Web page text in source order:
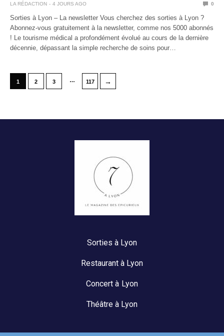
LA RÉDACTION 4 JOURS AGO 0
Sorties à Lyon – La newsletter Vous cherchez des sorties à Lyon ?
Abonnez-vous gratuitement à la newsletter, comme nos 5000 abonnés
! Le tourisme médical a profondément évolué au cours de la dernière
décennie, dépassant la simple recherche de soins pour…
1 2 3 … 117 →
Sorties à Lyon
Restaurant à Lyon
Concert à Lyon
Théâtre à Lyon